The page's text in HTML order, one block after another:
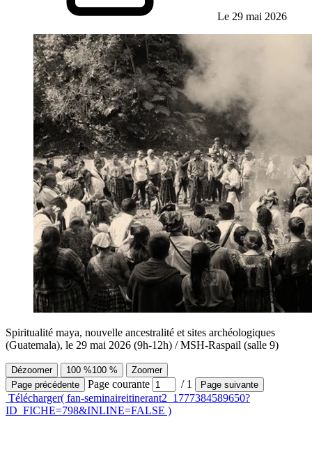
Le 29 mai 2026
Spiritualité maya, nouvelle ancestralité et sites archéologiques
(Guatemala), le 29 mai 2026 (9h-12h) / MSH-Raspail (salle 9)
Dézoomer 100 %100 %
Zoomer
Page précédente
Page courante / 1 Page suivante
Télécharger( fan-seminaireitinerant2_1777384589650?
ID_FICHE=798&INLINE=FALSE )